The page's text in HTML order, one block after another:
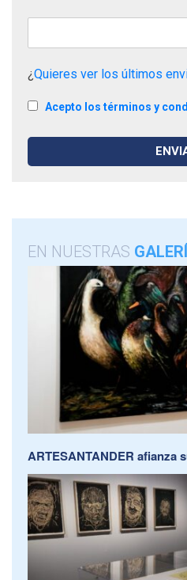
¿Quieres ver los últimos
Acepto los términos y
EN NUESTRAS
ARTESANTANDER afianza